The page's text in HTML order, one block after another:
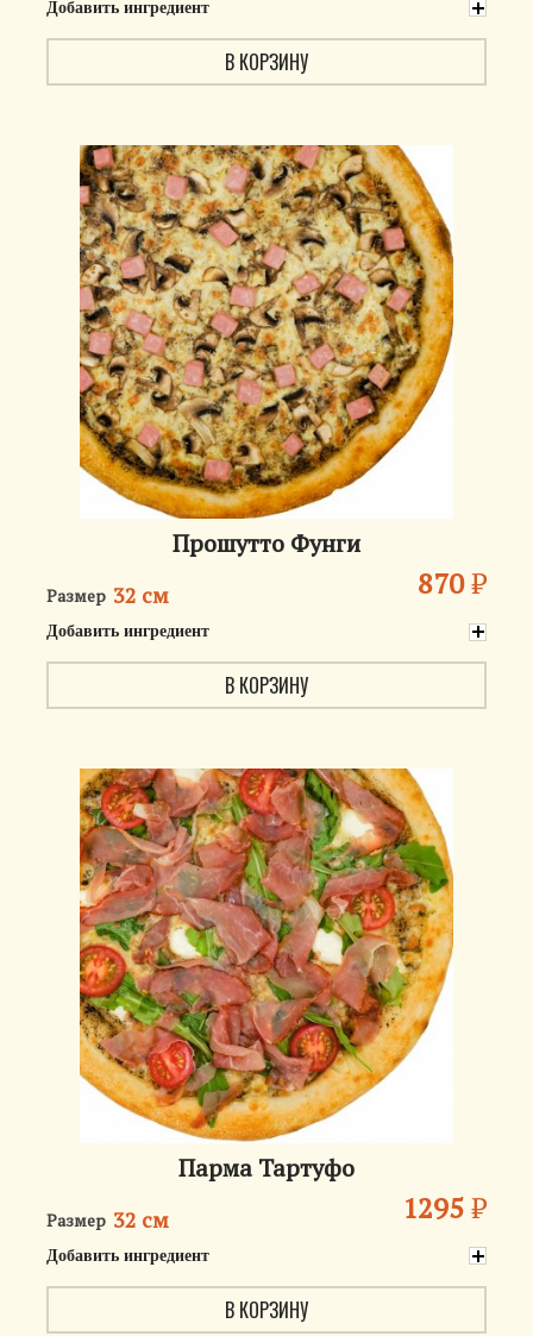
Добавить ингредиент
В КОРЗИНУ
Прошутто Фунги
Размер 32 см 870₽
Добавить ингредиент
В КОРЗИНУ
Парма Тартуфо
Размер 32 см 1295₽
Добавить ингредиент
В КОРЗИНУ